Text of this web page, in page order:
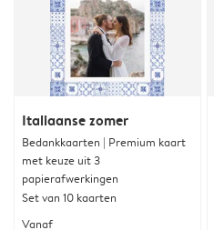
Italiaanse zomer
Bedankkaarten | Premium kaart
met keuze uit 3
papierafwerkingen
Set van 10 kaarten
Vanaf